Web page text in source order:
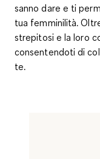
sanno dare e ti
tua femminilità.
strepitosi e la loro
consentendoti di
te.